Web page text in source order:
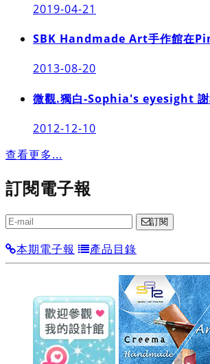
2019-04-21
SBK Handmade Art手作館在
2013-08-20
微觀.獨白-Sophia's eyesight 謝
2012-12-10
查看更多...
訂閱電子報
訂閱
本期電子報 產品目錄